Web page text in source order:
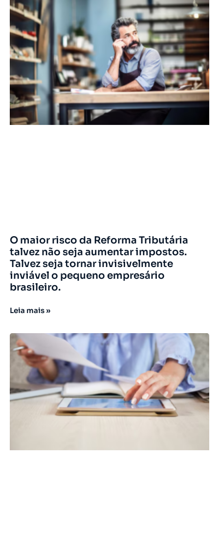
O maior risco da Reforma Tributária
talvez não seja aumentar impostos.
Talvez seja tornar invisivelmente
inviável o pequeno empresário
brasileiro.
Leia mais »